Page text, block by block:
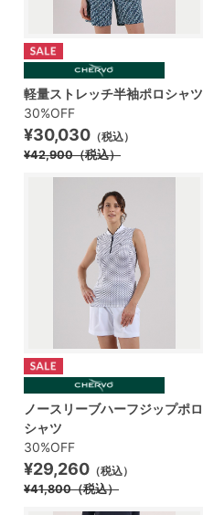
軽量ストレッチ半袖ポロシャツ
30%OFF
¥30,030 （税込）
¥42,900（税込）
ノースリーブハーフジップポロ
シャツ
30%OFF
¥29,260 （税込）
¥41,800（税込）